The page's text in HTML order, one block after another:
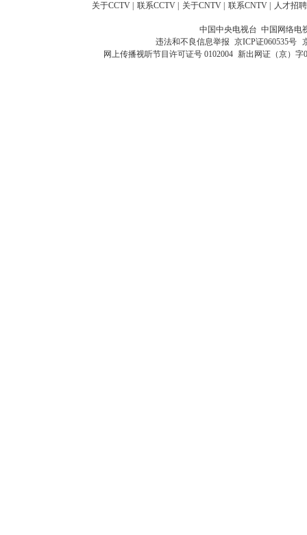
关于CCTV 联系CCTV 关于CNTV 联系CNTV 人才招聘
中国中央电视台 中国网络电
违法和不良信息举报 京ICP证060535号
网上传播视听节目许可证号 0102004 新出网证（京）